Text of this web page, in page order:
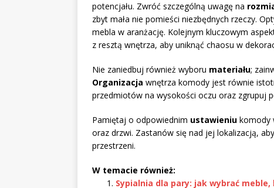
potencjału. Zwróć szczególną uwagę na
zbyt mała nie pomieści niezbędnych rzeczy.
mebla w aranżację. Kolejnym kluczowym
z resztą wnętrza, aby uniknąć chaosu w
Nie zaniedbuj również wyboru materiału;
Organizacja wnętrza komody jest równie
przedmiotów na wysokości oczu oraz zgrupuj
Pamiętaj o odpowiednim ustawieniu komody
oraz drzwi. Zastanów się nad jej lokalizacją,
przestrzeni.
W temacie również:
Sypialnia dla pary: jak wybrać